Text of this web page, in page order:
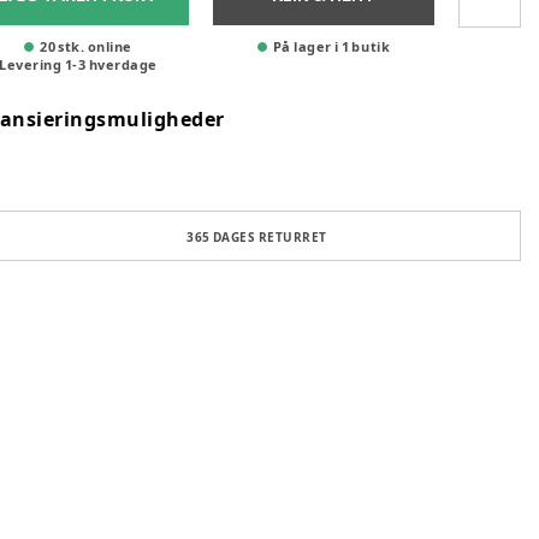
20 stk. online
Levering 1-3 hverdage
På lager i 1 butik
365 DAGES RETURRET